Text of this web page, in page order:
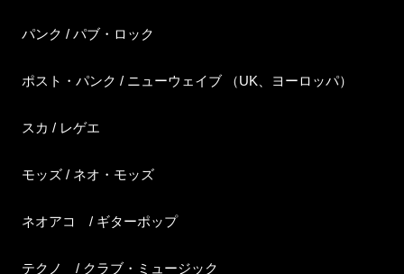
パンク / パブ・ロック
ポスト・パンク / ニューウェイブ （UK、ヨーロッパ）
スカ / レゲエ
モッズ / ネオ・モッズ
ネオアコ / ギターポップ
テクノ / クラブ・ミュージック